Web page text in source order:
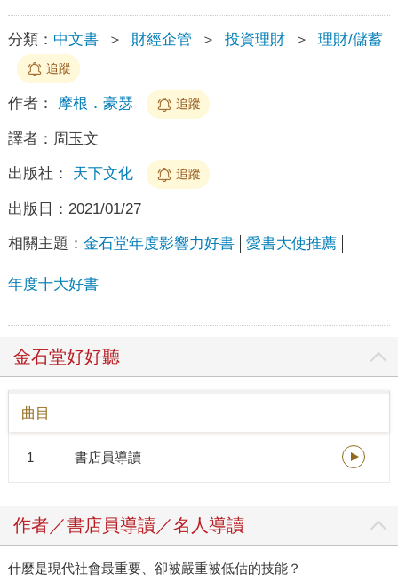
分類： 中文書 ＞ 財經企管 ＞ 投資理財 ＞ 理財/儲蓄
追蹤
作者： 摩根．豪瑟 追蹤
譯者： 周玉文
出版社： 天下文化 追蹤
出版日： 2021/01/27
相關主題： 金石堂年度影響力好書 愛書大使推薦
年度十大好書
金石堂好好聽
曲目
1 書店員導讀
作者／書店員導讀／名人導讀
什麼是現代社會最重要、卻被嚴重被低估的技能？